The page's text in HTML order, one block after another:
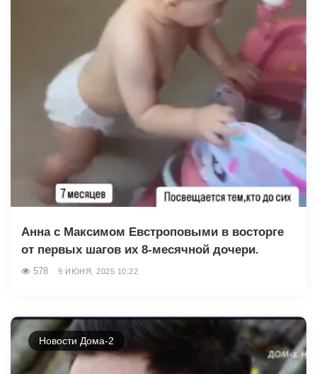
Анна с Максимом Евстроповыми в восторге
от первых шагов их 8-месячной дочери.
578 9 ИЮНЯ, 2025 10:22
Новости Дома-2